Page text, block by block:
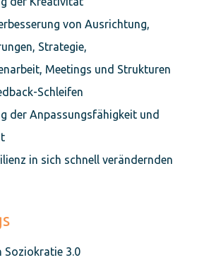
von Ausrichtung,
Strategie,
Meetings und Strukturen
Schleifen
der Anpassungsfähigkeit und
in sich schnell verändernden
Soziokratie 3.0